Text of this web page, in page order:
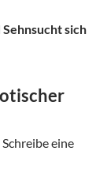
sich
Schreibe eine